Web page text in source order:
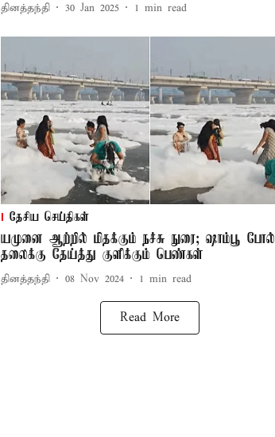
தினத்தந்தி 30 Jan 2025 1 min read
தேசிய செய்திகள்
யமுனை ஆற்றில் மிதக்கும் நச்சு நுரை; ஷாம்பூ போல்
தலைக்கு தேய்த்து குளிக்கும் பெண்கள்
தினத்தந்தி 08 Nov 2024 1 min read
Read More